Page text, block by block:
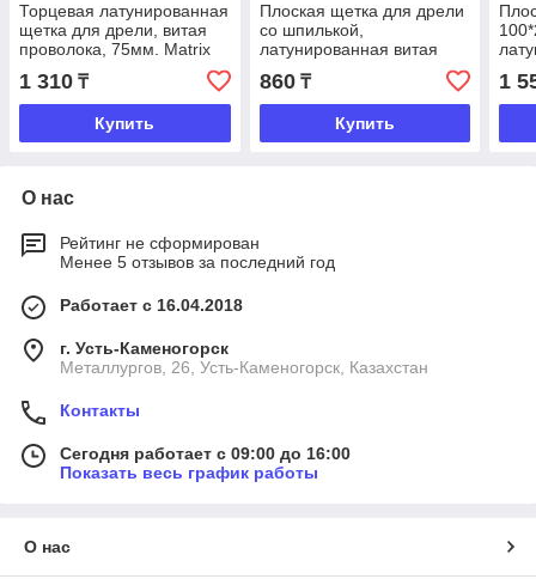
Торцевая латунированная
щетка для дрели, витая
проволока, 75мм. Matrix
1 310 ₸
Купить
Плоская щетка для дрели
со шпилькой,
латунированная витая
проволока, 50мм. Matrix
860₸
Купить
1
О нас
Рейтинг не сформирован
Менее 5 отзывов за последний год
Работает с 16.04.2018
г. Усть-Каменогорск
Металлургов, 26, Усть-Каменогорск, Казахстан
Контакты
Сегодня работает с 09:00 до 16:00
Показать весь график работы
О нас